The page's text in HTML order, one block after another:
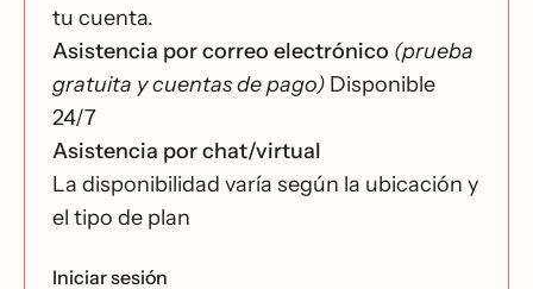
tu cuenta.
Asistencia por correo electrónico (prueba
gratuita y cuentas de pago) Disponible
24/7
Asistencia por chat/virtual
La disponibilidad varía según la ubicación y
el tipo de plan
Iniciar sesión